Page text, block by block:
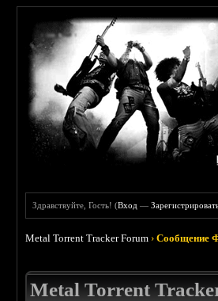
Здравствуйте, Гость! (Вход —
Metal Torrent Tracker Forum ›Сообщение
Metal Torrent